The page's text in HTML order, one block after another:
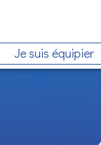
Je suis équipier